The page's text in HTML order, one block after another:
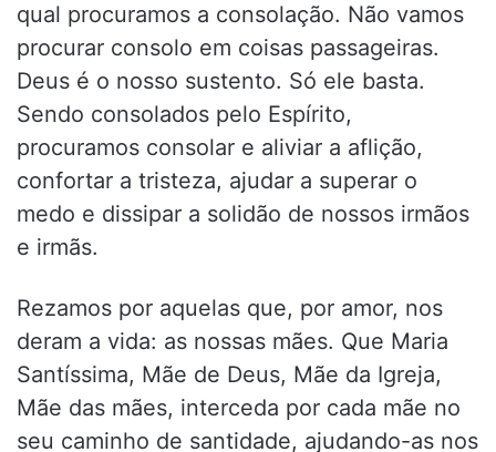
qual procuramos a consolação. Não vamos
procurar consolo em coisas passageiras.
Deus é o nosso sustento. Só ele basta.
Sendo consolados pelo Espírito,
procuramos consolar e aliviar a aflição,
confortar a tristeza, ajudar a superar o
medo e dissipar a solidão de nossos irmãos
e irmãs.
Rezamos por aquelas que, por amor, nos
deram a vida: as nossas mães. Que Maria
Santíssima, Mãe de Deus, Mãe da Igreja,
Mãe das mães, interceda por cada mãe no
seu caminho de santidade, ajudando-as nos